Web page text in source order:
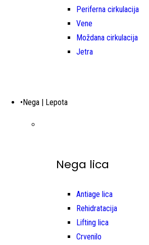
Periferna cirkulacija
Vene
Moždana cirkulacija
Jetra
•Nega | Lepota
Nega lica
Antiage lica
Rehidratacija
Lifting lica
Crvenilo